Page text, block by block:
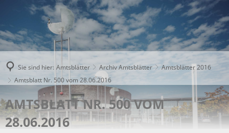
Sie sind hier: Amtsblätter Archiv Amtsblätter
Amtsblätter 2016
Amtsblatt Nr. 500 vom 28.06.2016
AMTSBLATT NR. 500 VOM
28.06.2016